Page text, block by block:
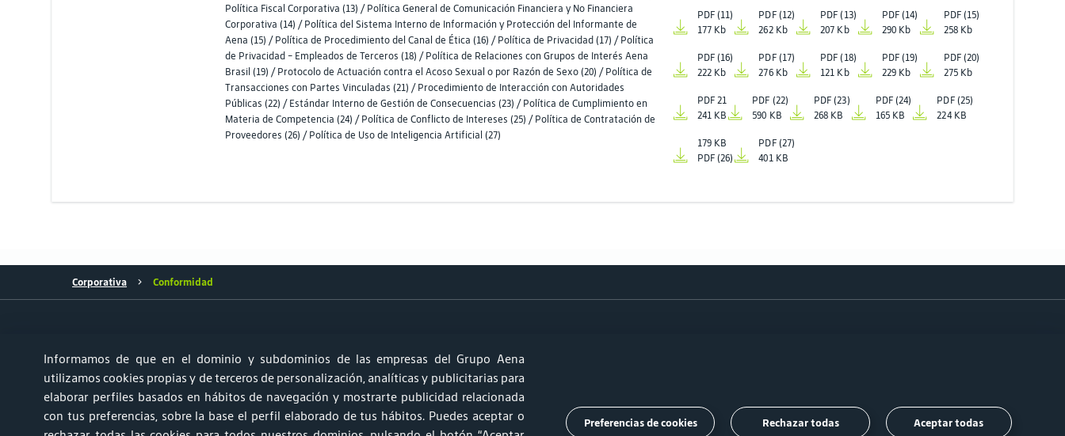
Política Fiscal Corporativa (13) / Política General de Comunicación Financiera y No Financiera
Corporativa (14) / Política del Sistema Interno de Información y Protección del Informante de
Aena (15) / Política de Procedimiento del Canal de Ética (16) / Política de Privacidad (17) / Política
de Privacidad - Empleados de Terceros (18) / Política de Relaciones con Grupos de Interés Aena
Brasil (19) / Protocolo de Actuación contra el Acoso Sexual o por Razón de Sexo (20) / Política de
Transacciones con Partes Vinculadas (21) / Procedimiento de Interacción con Autoridades
Públicas (22) / Estándar Interno de Gestión de Consecuencias (23) / Política de Cumplimiento en
Materia de Competencia (24) / Política de Conflicto de Intereses (25) / Política de Contratación de
Proveedores (26) / Política de Uso de Inteligencia Artificial (27)
PDF (11)
177 Kb
PDF (12)
262 Kb
PDF (13)
207 Kb
PDF (14)
290 Kb
PDF (15)
258 Kb
PDF (16)
222 Kb
PDF (17)
276 Kb
PDF (18)
121 Kb
PDF (19)
229 Kb
PDF (20)
275 Kb
PDF 21
241 KB
PDF (22)
590 KB
PDF (23)
268 KB
PDF (24)
165 KB
PDF (25)
224 KB
179 KB
PDF (26)
PDF (27)
401 KB
Corporativa Conformidad
Informamos de que en el dominio y subdominios de las empresas del Grupo Aena
utilizamos cookies propias y de terceros de personalización, analíticas y publicitarias para
elaborar perfiles basados en hábitos de navegación y mostrarte publicidad relacionada
con tus preferencias, sobre la base el perfil elaborado de tus hábitos. Puedes aceptar o
Preferencias de cookies Rechazar todas Aceptar todas